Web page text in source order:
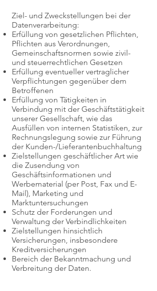
Ziel- und Zweckstellungen bei der
Datenverarbeitung:
Erfüllung von gesetzlichen Pflichten,
Pflichten aus Verordnungen,
Gemeinschaftsnormen sowie zivil-
und steuerrechtlichen Gesetzen
Erfüllung eventueller vertraglicher
Verpflichtungen gegenüber dem
Betroffenen
Erfüllung von Tätigkeiten in
Verbindung mit der Geschäftstätigkeit
unserer Gesellschaft, wie das
Ausfüllen von internen Statistiken, zur
Rechnungslegung sowie zur Führung
der Kunden-/Lieferantenbuchhaltung
Zielstellungen geschäftlicher Art wie
die Zusendung von
Geschäftsinformationen und
Werbematerial (per Post, Fax und E-
Mail), Marketing und
Marktuntersuchungen
Schutz der Forderungen und
Verwaltung der Verbindlichkeiten
Zielstellungen hinsichtlich
Versicherungen, insbesondere
Kreditversicherungen
Bereich der Bekanntmachung und
Verbreitung der Daten.